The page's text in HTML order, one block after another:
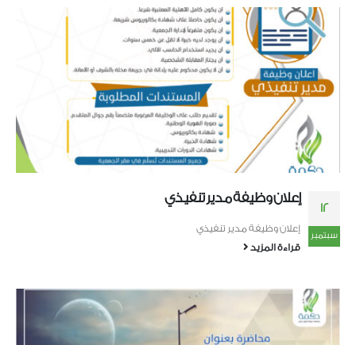
12
سبتمبر
إعلان وظيفة مدير تنفيذي
إعلان وظيفة مدير تنفيذي
قراءة المزيد